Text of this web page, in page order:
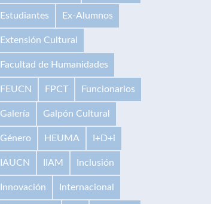
Estudiantes Ex-Alumnos
Extensión Cultural
Facultad de Humanidades
FEUCN FPCT Funcionarios
Galería Galpón Cultural
Género HEUMA I+D+i
IAUCN IIAM Inclusión
Innovación Internacional